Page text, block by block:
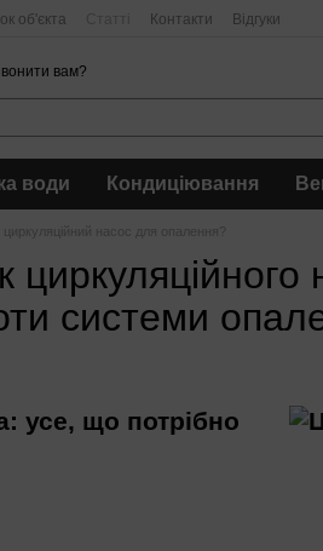
об'єкта Контакти Відгуки
вам?
води Кондиціювання
циркуляційний насос для опалення?
системи
усе, що потрібно